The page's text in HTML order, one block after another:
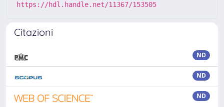
https://hdl.handle.net/11367/153505
Citazioni
ND
ND
ND